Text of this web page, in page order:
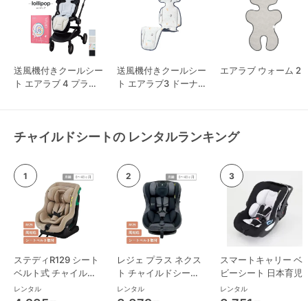
送風機付きクールシー
ト エアラブ 4 プラス
送風機付きクールシー
ト エアラブ3 ドーナ
エアラブ ウォーム 2
チャイルドシートの レンタルランキング
ステディR129 シート
ベルト式 チャイルド
シート ジョイー(joie)
レンタル
レジェ プラス ネクス
ト チャイルドシート
西松屋
レンタル
スマートキャリー ベ
ビーシート 日本育児
レンタル